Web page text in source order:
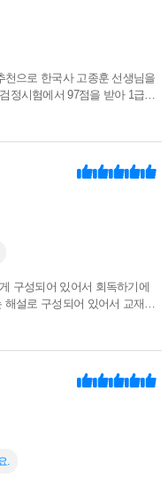
천으로 한국사 고종훈 선생님을
정시험에서 97점을 받아 1급을
도 고종훈 선생님만 믿겠습
구성되어 있어서 회독하기에
설로 구성되어 있어서 교재를
주요 키포인트가 있어서 자
지문으로 중요한 부분을 한 번
기출 회독을 할 수 있을 것 같
.